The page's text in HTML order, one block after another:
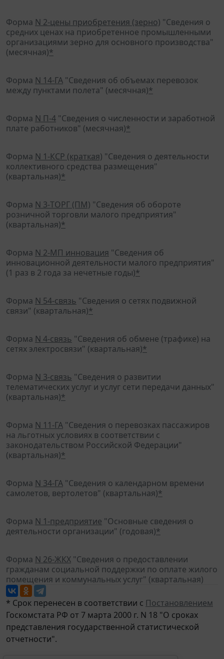
Форма N 2-цены приобретения (зерно) "Сведения о
средних ценах на приобретенное промышленными
организациями зерно для основного производства"
(месячная)*
Форма N 14-ГА "Сведения об объемах перевозок
между пунктами полета" (месячная)*
Форма N П-4 "Сведения о численности и заработной
плате работников" (месячная)*
Форма N 1-КСР (краткая) "Сведения о деятельности
коллективного средства размещения"
(квартальная)*
Форма N 3-ТОРГ (ПМ) "Сведения об обороте
розничной торговли малого предприятия"
(квартальная)*
Форма N 2-МП инновация "Сведения об
инновационной деятельности малого предприятия"
(1 раз в 2 года за нечетные годы)*
Форма N 54-связь "Сведения о сетях подвижной
связи" (квартальная)*
Форма N 4-связь "Сведения об обмене (трафике) на
сетях электросвязи" (квартальная)*
Форма N 3-связь "Сведения о развитии
телематических услуг и услуг сети передачи данных"
(квартальная)*
Форма N 11-ГА "Сведения о перевозках пассажиров
на льготных условиях в соответствии с
законодательством Российской Федерации"
(квартальная)*
Форма N 34-ГА "Сведения о календарном времени
самолетов, вертолетов" (квартальная)*
Форма N 1-предприятие "Основные сведения о
деятельности организации" (годовая)*
Форма N 26-ЖКХ "Сведения о предоставлении
гражданам социальной поддержки по оплате жилого
помещения и коммунальных услуг" (квартальная)
* Срок перенесен в соответствии с Постановлением
Госкомстата РФ от 7 марта 2000 г. N 18 "О сроках
представления государственной статистической
отчетности".